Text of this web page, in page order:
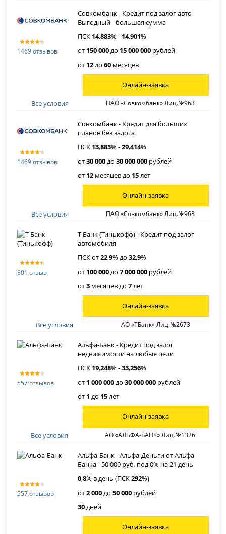
1469 отзывов
Совкомбанк - Кредит под залог авто
Выгодный - большая сумма
ПСК 14,883% - 14,901%
от 150 000до 15 000 000 рублей
от 12до60 месяцев
Все условия ПАО «Совкомбанк» Лиц.№963
Онлайн-заявка
1469 отзывов
Совкомбанк - Кредит для больших
планов без залога
ПСК 13,883% -29,414%
от30 000до30 000 000 рублей
от 12 месяцев до 15лет
Все условия ПАО «Совкомбанк» Лиц.№963
Онлайн-заявка
801 отзыв
Т-Банк (Тинькофф) - Кредит под залог
автомобиля
ПСК от22,9% до32,9%
от 100 000до7 000 000 рублей
от3 месяцев до7лет
Все условия АО «ТБанк» Лиц.№2673
Онлайн-заявка
557 отзывов
Альфа-Банк - Кредит под залог
недвижимости на любые цели
ПСК 19,248% -33,256%
от 1 000 000до30 000 000 рублей
от 1 до 15лет
Все условия АО «АЛЬФА-БАНК» Лиц.№1326
Онлайн-заявка
557 отзывов
Альфа-Банк - Альфа-Деньги от Альфа
Банка - 50 000 руб. под 0% на 21 день
0,8% в день (ПСК292%)
от2 000до50 000 рублей
30дней
Онлайн-заявка